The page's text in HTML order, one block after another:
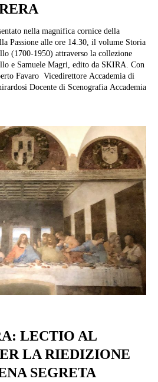
nella magnifica cornice della
Passione alle ore 14.30, il volume Storia
(1700-1950) attraverso la collezione
e Samuele Magri, edito da SKIRA. Con
Favaro Vicedirettore Accademia di
Docente di Scenografia Accademia
LECTIO AL
LA RIEDIZIONE
SEGRETA